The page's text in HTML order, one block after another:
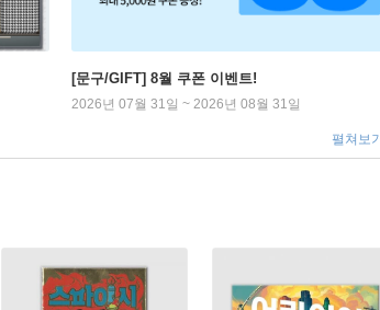
[문구/GIFT] 8월 쿠폰 이벤트!
2026년 07월 31일 ~ 2026년 08월 31일
펼쳐보기